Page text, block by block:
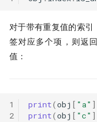
对于带有重复值的索
签对应多个项，则返
值：
1
2
print(obj [ "a"
print(obj [ "c"